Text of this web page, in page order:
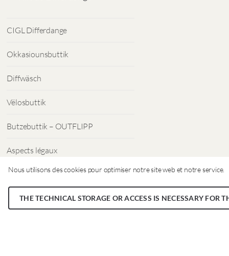
Nous utilisons des cookies pour optimiser notre site web et notre service.
THE TECHNICAL STORAGE OR ACCESS IS NECESSARY FOR
CIGL Differdange
Okkasiounsbuttik
Diffwäsch
Vëlosbuttik
Butzebuttik – OUTFLIPP
Aspects légaux
Protection des données